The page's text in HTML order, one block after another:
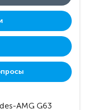
AMG G63